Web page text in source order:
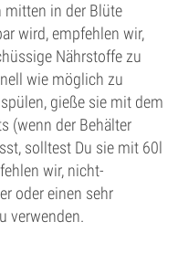
in der Blüte
wird, empfehlen wir,
Nährstoffe zu
wie möglich zu
gieße sie mit dem
(wenn der Behälter
solltest Du sie mit 60l
wir, nicht-
oder einen sehr
verwenden.